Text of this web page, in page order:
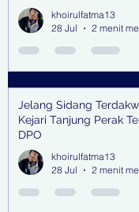
khoirulfatma13
28 Jul
2 menit
Jelang Sidang
Kejari Tanjung Perak
DPO
khoirulfatma13
28 Jul
2 menit